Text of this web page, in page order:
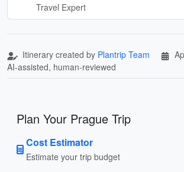
Travel Expert
Itinerary created by Plantrip Team
AI-assisted, human-reviewed
Plan Your Prague Trip
Cost Estimator
Estimate your trip budget